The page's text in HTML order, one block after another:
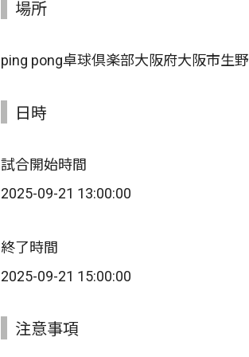
場所
ping pong卓球倶楽部大阪府大阪市生
日時
試合開始時間
2025-09-21 13:00:00
終了時間
2025-09-21 15:00:00
注意事項